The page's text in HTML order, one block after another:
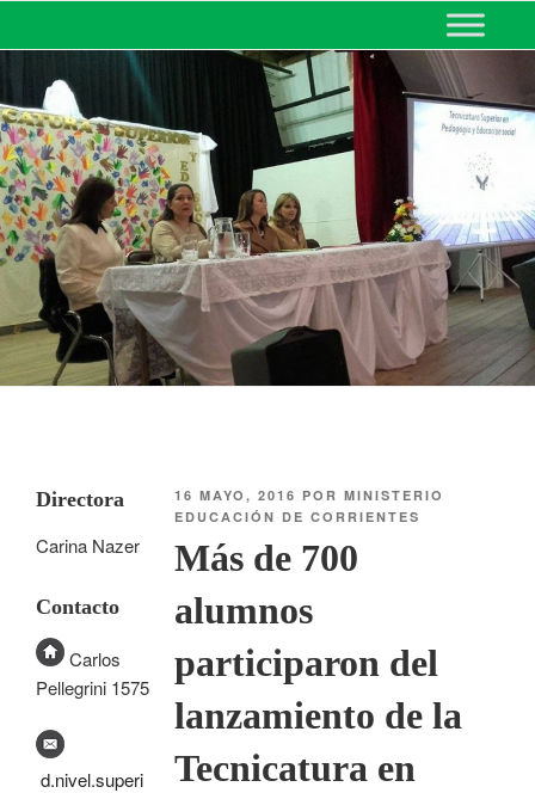
MINISTERIO DE EDUCACIÓN
DE CORRIENTES
16 MAYO, 2016 PORMINISTERIO
EDUCACIÓN DE CORRIENTES
Más de 700
alumnos
participaron del
lanzamiento de la
Tecnicatura en
Directora
Carina Nazer
Contacto
Carlos
Pellegrini 1575
d.nivel.superi